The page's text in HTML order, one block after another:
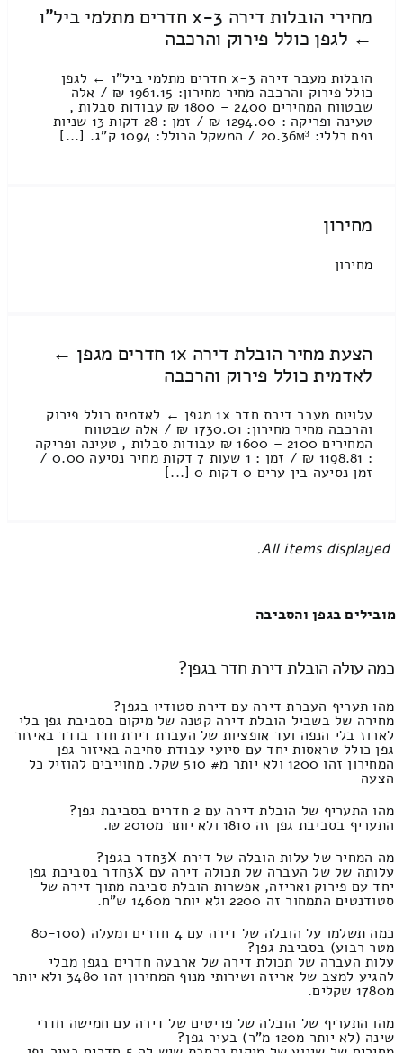
מחירי הובלות דירה 3-x חדרים מתלמי ביל"ו
← לגפן כולל פירוק והרכבה
הובלות מעבר דירה 3-x חדרים מתלמי ביל"ו ← לגפן
כולל פירוק והרכבה מחיר מחירון: 1961.15 ₪ / אלה
שבטווח המחירים 2400 – 1800 ₪ עבודות סבלות ,
טעינה ופריקה : 1294.00 ₪ / זמן : 28 דקות 13 שניות
נפח כללי: 20.36м³ / המשקל הכולל: 1094 ק”ג. [...]
מחירון
מחירון
הצעת מחיר הובלת דירה 1x חדרים מגפן ←
לאדמית כולל פירוק והרכבה
עלויות מעבר דירת חדר 1x מגפן ← לאדמית כולל פירוק
והרכבה מחיר מחירון: 1730.01 ₪ / אלה שבטווח
המחירים 2100 – 1600 ₪ עבודות סבלות , טעינה ופריקה
: 1198.81 ₪ / זמן : 1 שעות 7 דקות מחיר נסיעה 0.00 /
זמן נסיעה בין ערים 0 דקות 0 [...]
All items displayed.
מובילים בגפן והסביבה
כמה עולה הובלת דירת חדר בגפן?
מהו תעריף העברת דירה עם דירת סטודיו בגפן?
מחירה של בשביל הובלת דירה קטנה של מיקום בסביבת גפן בלי
לארוז בלי הנפה ועד אופציות של העברת דירת חדר בודד באיזור
גפן כולל טראסות יחד עם סיועי עבודת סחיבה באיזור גפן
המחירון זהו 1200 ולא יותר מ# 510 שקל. מחוייבים להוזיל כל
הצעה
מהו התעריף של הובלת דירה עם 2 חדרים בסביבת גפן?
התעריף בסביבת גפן זה 1810 ולא יותר מ2010 ₪.
מה המחיר של עלות הובלה של דירת 3Xחדר בגפן?
עלותה של של העברה של תכולה דירה עם 3Xחדר בסביבת גפן
יחד עם פירוק ואריזה, אפשרות הובלת סביבה מתוך דירה של
סטודנטים התמחור זה 2200 ולא יותר מ1460 ש"ח.
כמה תשלמו על הובלה של דירה עם 4 חדרים ומעלה (80-100
מטר רבוע) בסביבת גפן?
עלות העברה של תכולת דירה של ארבעה חדרים בגפן מבלי
להגיע למצב של אריזה ושירותי מנוף המחירון זהו 3480 ולא יותר
מ1780 שקלים.
מהו התעריף של הובלה של פריטים של דירה עם חמישה חדרי
שינה (לא יותר מ120 מ"ר) בעיר גפן?